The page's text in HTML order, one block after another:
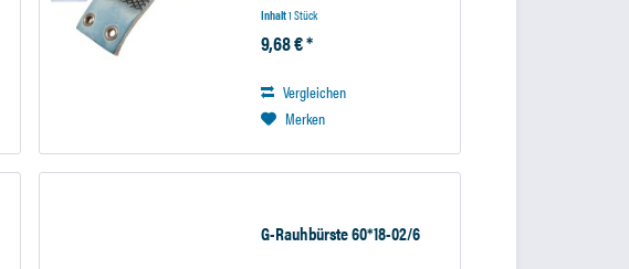
ist sehr flexibel und kann mittels
Spannvorrichtung auf den
werden....
Inhalt1 Stück
9,68 € *
Vergleichen
Merken
G-Rauhbürste 60*18-02/6